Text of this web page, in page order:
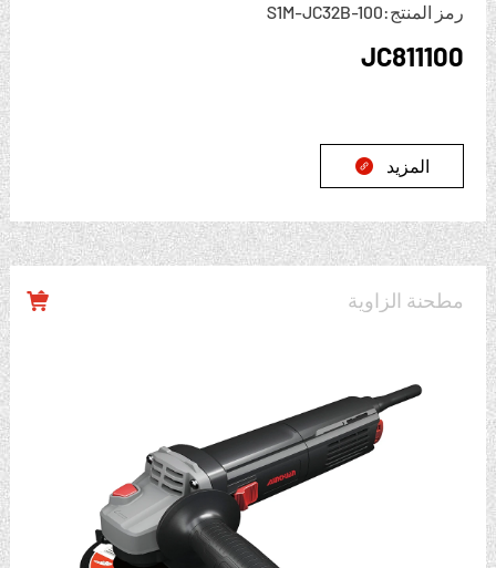
رمز المنتج:S1M-JC32B-100
JC811100
المزيد 
مطحنة الزاوية 